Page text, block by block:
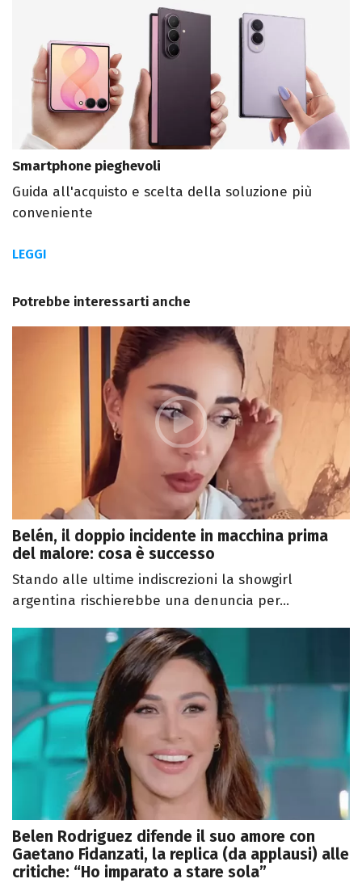
Smartphone pieghevoli
Guida all'acquisto e scelta della soluzione più
conveniente
LEGGI
Potrebbe interessarti anche
Belén, il doppio incidente in macchina prima
del malore: cosa è successo
Stando alle ultime indiscrezioni la showgirl
argentina rischierebbe una denuncia per...
Belen Rodriguez difende il suo amore con
Gaetano Fidanzati, la replica (da applausi) alle
critiche: “Ho imparato a stare sola”